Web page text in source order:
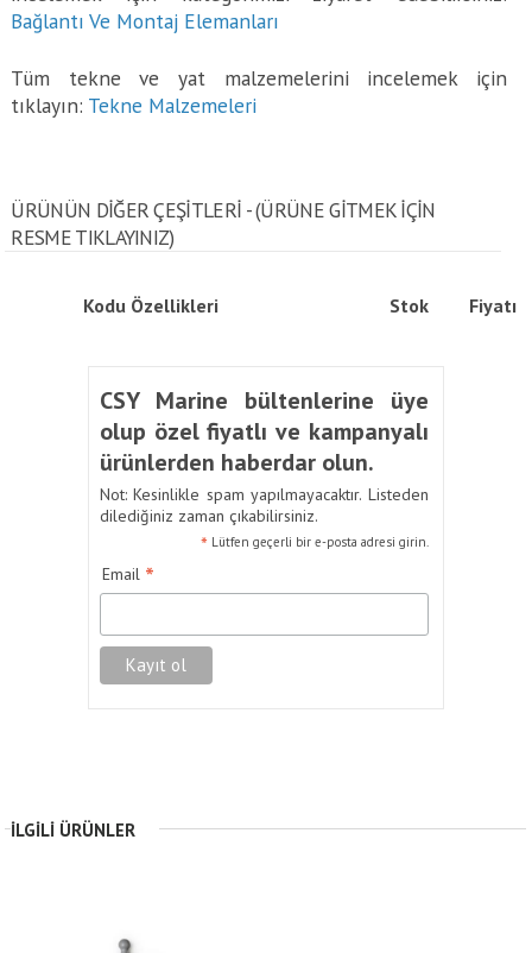
Bağlantı Ve Montaj Elemanları
Tüm tekne ve yat malzemelerini incelemek için
tıklayın: Tekne Malzemeleri
ÜRÜNÜN DİĞER ÇEŞİTLERİ - (ÜRÜNE GITMEK IÇIN
RESME TIKLAYINIZ)
Kodu Özellikleri Stok Fiyatı
CSY Marine bültenlerine üye
olup özel fiyatlı ve kampanyalı
ürünlerden haberdar olun.
Not: Kesinlikle spam yapılmayacaktır. Listeden
dilediğiniz zaman çıkabilirsiniz.
* Lütfen geçerli bir e-posta adresi girin.
Email *
İLGILI ÜRÜNLER